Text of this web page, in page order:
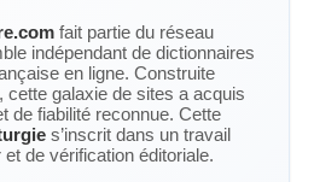
fait partie du réseau
indépendant de dictionnaires
en ligne. Construite
cette galaxie de sites a acquis
de fiabilité reconnue. Cette
s’inscrit dans un travail
de vérification éditoriale.